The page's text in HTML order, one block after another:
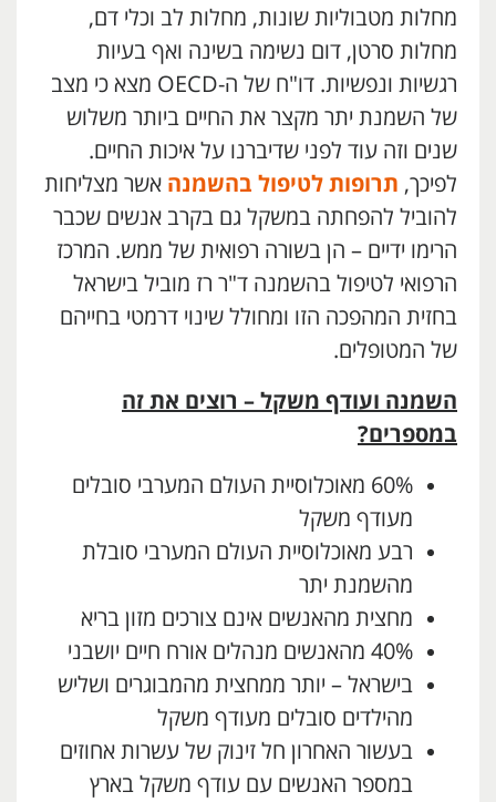
מחלות מטבוליות שונות, מחלות לב וכלי דם,
מחלות סרטן, דום נשימה בשינה ואף בעיות
רגשיות ונפשיות. דו"ח של ה-OECD מצא כי מצב
של השמנת יתר מקצר את החיים ביותר משלוש
שנים וזה עוד לפני שדיברנו על איכות החיים.
לפיכך, תרופות לטיפול בהשמנה אשר מצליחות
להוביל להפחתה במשקל גם בקרב אנשים שכבר
הרימו ידיים – הן בשורה רפואית של ממש. המרכז
הרפואי לטיפול בהשמנה ד"ר רז מוביל בישראל
בחזית המהפכה הזו ומחולל שינוי דרמטי בחייהם
של המטופלים.
השמנה ועודף משקל – רוצים את זה
במספרים?
60% מאוכלוסיית העולם המערבי סובלים
מעודף משקל
רבע מאוכלוסיית העולם המערבי סובלת
מהשמנת יתר
מחצית מהאנשים אינם צורכים מזון בריא
40% מהאנשים מנהלים אורח חיים יושבני
בישראל – יותר ממחצית מהמבוגרים ושליש
מהילדים סובלים מעודף משקל
בעשור האחרון חל זינוק של עשרות אחוזים
במספר האנשים עם עודף משקל בארץ